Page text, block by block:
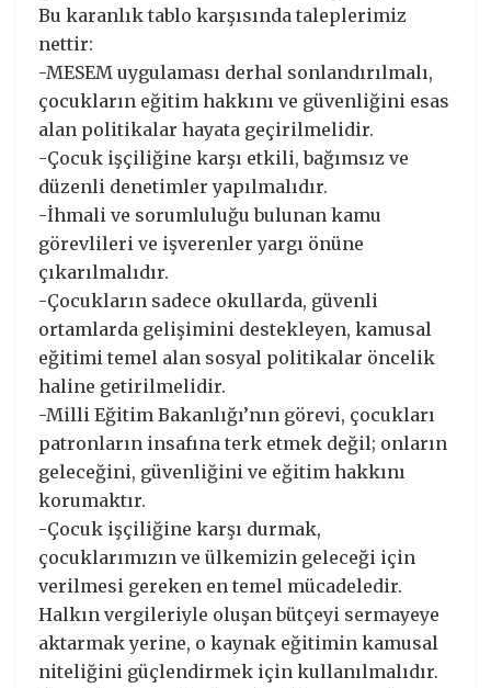
Bu karanlık tablo karşısında taleplerimiz
nettir:
-MESEM uygulaması derhal sonlandırılmalı,
çocukların eğitim hakkını ve güvenliğini esas
alan politikalar hayata geçirilmelidir.
-Çocuk işçiliğine karşı etkili, bağımsız ve
düzenli denetimler yapılmalıdır.
-İhmali ve sorumluluğu bulunan kamu
görevlileri ve işverenler yargı önüne
çıkarılmalıdır.
-Çocukların sadece okullarda, güvenli
ortamlarda gelişimini destekleyen, kamusal
eğitimi temel alan sosyal politikalar öncelik
haline getirilmelidir.
-Milli Eğitim Bakanlığı’nın görevi, çocukları
patronların insafına terk etmek değil; onların
geleceğini, güvenliğini ve eğitim hakkını
korumaktır.
-Çocuk işçiliğine karşı durmak,
çocuklarımızın ve ülkemizin geleceği için
verilmesi gereken en temel mücadeledir.
Halkın vergileriyle oluşan bütçeyi sermayeye
aktarmak yerine, o kaynak eğitimin kamusal
niteliğini güçlendirmek için kullanılmalıdır.